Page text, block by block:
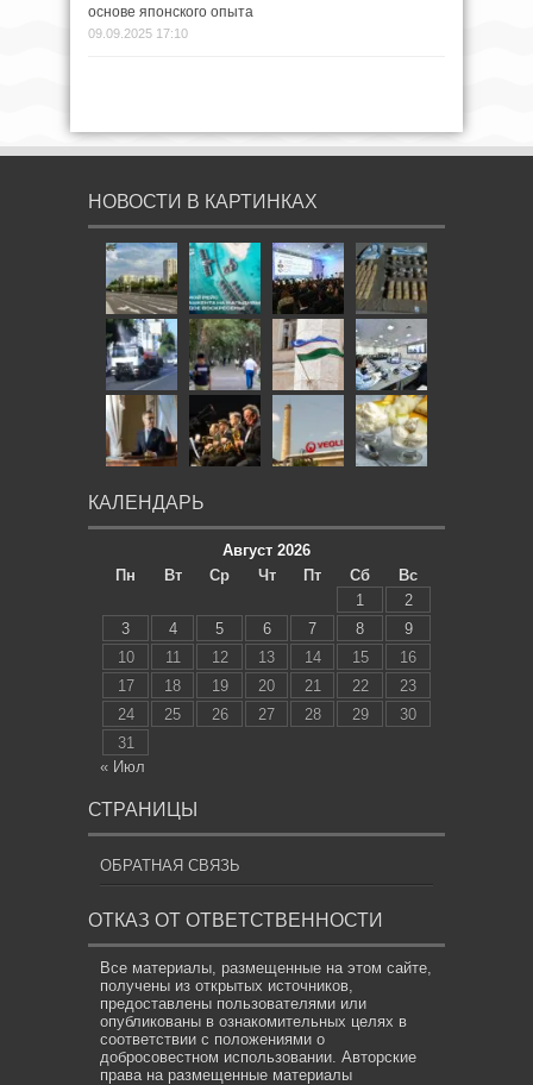
основе японского опыта
09.09.2025 17:10
НОВОСТИ В КАРТИНКАХ
КАЛЕНДАРЬ
Август 2026
Пн
Вт Ср Чт Пт Сб
Вс
1
2
3
4 5 6 7 8
9
10
11 12 13 14 15
16
17
18 19 20 21 22
23
24
25 26 27 28 29
30
31
« Июл
СТРАНИЦЫ
ОБРАТНАЯ СВЯЗЬ
ОТКАЗ ОТ ОТВЕТСТВЕННОСТИ
Все материалы, размещенные на этом сайте,
получены из открытых источников,
предоставлены пользователями или
опубликованы в ознакомительных целях в
соответствии с положениями о
добросовестном использовании. Авторские
права на размещенные материалы